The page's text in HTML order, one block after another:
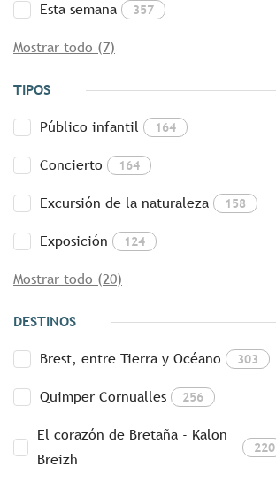
Esta semana 357
Mostrar todo (7)
TIPOS
Público infantil 164
Concierto 164
Excursión de la naturaleza 158
Exposición 124
Mostrar todo (20)
DESTINOS
Brest, entre Tierra y Océano 303
Quimper Cornualles 256
El corazón de Bretaña - Kalon
Breizh
220